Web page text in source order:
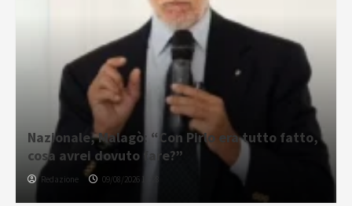
Nazionale, Malagò: “Con Pirlo era tutto fatto,
cosa avrei dovuto fare?”
Redazione 09/08/2026 11:28